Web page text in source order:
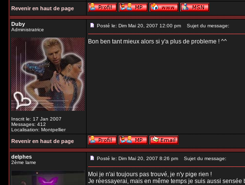
Revenir en haut de page
Duby
Administratrice
Inscrit le: 17 Jan 2007
Messages: 412
Localisation: Montpellier
Posté le: Dim Mai 20, 2007 12:00 pm Sujet du message:
Bon ben tant mieux alors si y'a plus de probleme ! ^^
Revenir en haut de page
delphes
2ème lame
Posté le: Dim Mai 20, 2007 8:26 pm Sujet du message:
Moi je n'ai toujours pas trouvé, je n'y pige rien !
Je réessayerai, mais en même temps je suis aussi